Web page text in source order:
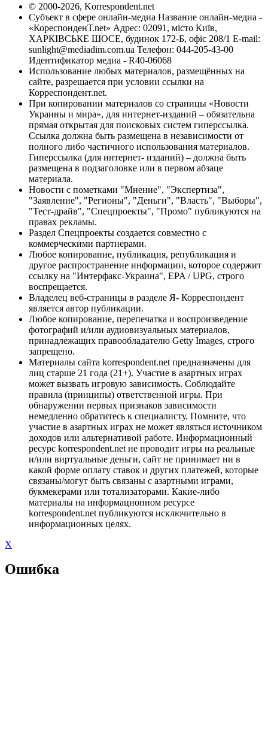
© 2000-2026, Korrespondent.net
Субъект в сфере онлайн-медиа Название онлайн-медиа -
«КореспонденТ.net» Адрес: 02091, місто Київ,
ХАРКІВСЬКЕ ШОСЕ, будинок 172-Б, офіс 208/1 E-mail:
sunlight@mediadim.com.ua Телефон: 044-205-43-00
Идентификатор медиа - R40-06068
Использование любых материалов, размещённых на
сайте, разрешается при условии ссылки на
Корреспондент.net.
При копировании материалов со страницы «Новости
Украины и мира», для интернет-изданий – обязательна
прямая открытая для поисковых систем гиперссылка.
Ссылка должна быть размещена в независимости от
полного либо частичного использования материалов.
Гиперссылка (для интернет- изданий) – должна быть
размещена в подзаголовке или в первом абзаце
материала.
Новости с пометками "Мнение", "Экспертиза",
"Заявление", "Регионы", "Деньги", "Власть", "Выборы",
"Тест-драйв", "Спецпроекты", "Промо" публикуются на
правах рекламы.
Раздел Спецпроекты создается совместно с
коммерческими партнерами.
Любое копирование, публикация, републикация и
другое распространение информации, которое содержит
ссылку на "Интерфакс-Украина", EPA / UPG, строго
воспрещается.
Владелец веб-страницы в разделе Я- Корреспондент
является автор публикации.
Любое копирование, перепечатка и воспроизведение
фотографий и/или аудиовизуальных материалов,
принадлежащих правообладателю Getty Images, строго
запрещено.
Материалы сайта korrespondent.net предназначены для
лиц старше 21 года (21+). Участие в азартных играх
может вызвать игровую зависимость. Соблюдайте
правила (принципы) ответственной игры. При
обнаружении первых признаков зависимости
немедленно обратитесь к специалисту. Помните, что
участие в азартных играх не может являться источником
доходов или альтернативой работе. Информационный
ресурс korrespondent.net не проводит игры на реальные
и/или виртуальные деньги, сайт не принимает ни в
какой форме оплату ставок и других платежей, которые
связаны/могут быть связаны с азартными играми,
букмекерами или тотализаторами. Какие-либо
материалы на информационном ресурсе
korrespondent.net публикуются исключительно в
информационных целях.
X
Ошибка